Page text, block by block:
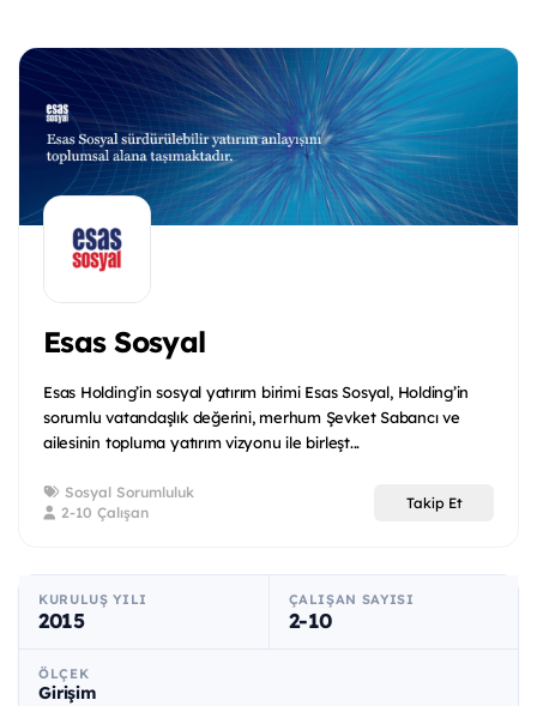
Esas Sosyal
Esas Holding’in sosyal yatırım birimi Esas Sosyal, Holding’in
sorumlu vatandaşlık değerini, merhum Şevket Sabancı ve
ailesinin topluma yatırım vizyonu ile birleşt...
Sosyal Sorumluluk
2-10 Çalışan
Takip Et
KURULUŞ YILI
2015
ÇALIŞAN SAYISI
2-10
ÖLÇEK
Girişim